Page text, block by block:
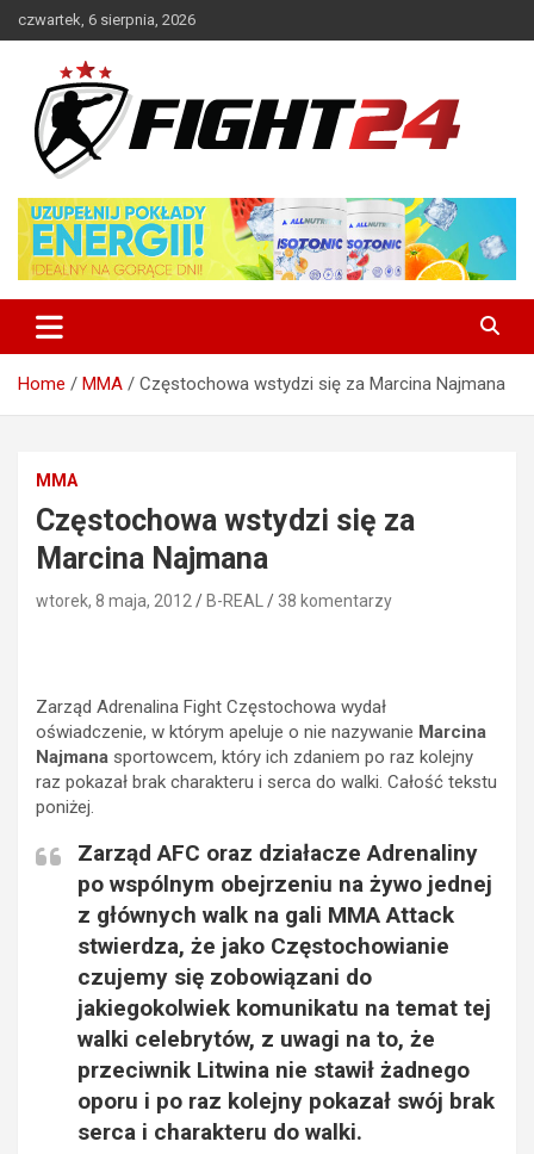
to
czwartek, 6 sierpnia, 2026
FIGHT24.PL – MMA i K-1, UFC
Home MMA Częstochowa wstydzi się za Marcina Najmana
MMA
Częstochowa wstydzi się za
Marcina Najmana
wtorek, 8 maja, 2012 B-REAL 38 komentarzy
Zarząd Adrenalina Fight Częstochowa wydał
oświadczenie, w którym apeluje o nie nazywanie Marcina
Najmana sportowcem, który ich zdaniem po raz kolejny
raz pokazał brak charakteru i serca do walki. Całość tekstu
poniżej.
Zarząd AFC oraz działacze Adrenaliny
po wspólnym obejrzeniu na żywo jednej
z głównych walk na gali MMA Attack
stwierdza, że jako Częstochowianie
czujemy się zobowiązani do
jakiegokolwiek komunikatu na temat tej
walki celebrytów, z uwagi na to, że
przeciwnik Litwina nie stawił żadnego
oporu i po raz kolejny pokazał swój brak
serca i charakteru do walki.